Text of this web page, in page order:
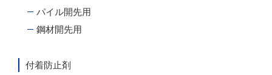
パイル開先用
鋼材開先用
付着防止剤